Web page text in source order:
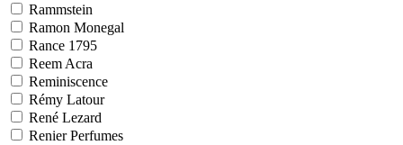
Rammstein
Ramon Monegal
Rance 1795
Reem Acra
Reminiscence
Rémy Latour
René Lezard
Renier Perfumes